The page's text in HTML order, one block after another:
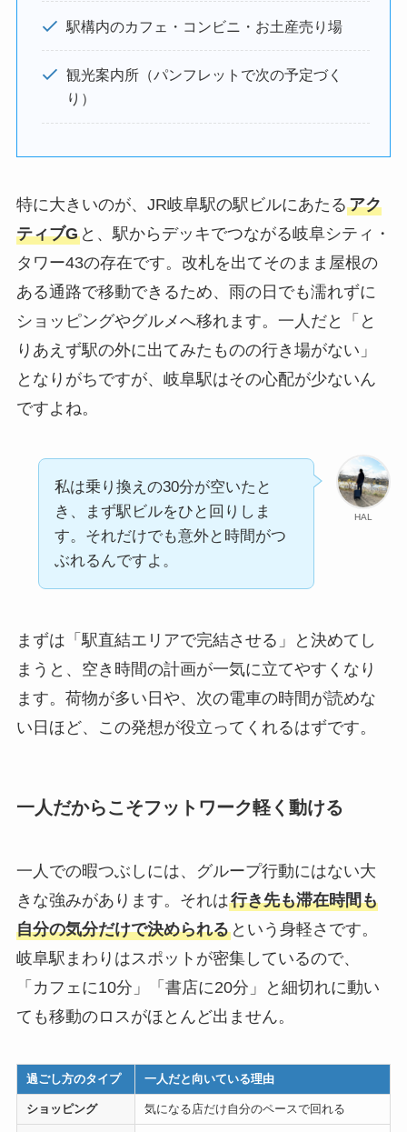
駅構内のカフェ・コンビニ・お土産売り場
観光案内所（パンフレットで次の予定づく
り）
特に大きいのが、JR岐阜駅の駅ビルにあたるアク
ティブGと、駅からデッキでつながる岐阜シティ・
タワー43の存在です。改札を出てそのまま屋根の
ある通路で移動できるため、雨の日でも濡れずに
ショッピングやグルメへ移れます。一人だと「と
りあえず駅の外に出てみたものの行き場がない」
となりがちですが、岐阜駅はその心配が少ないん
ですよね。
HAL
私は乗り換えの30分が空いたと
き、まず駅ビルをひと回りしま
す。それだけでも意外と時間がつ
ぶれるんですよ。
まずは「駅直結エリアで完結させる」と決めてし
まうと、空き時間の計画が一気に立てやすくなり
ます。荷物が多い日や、次の電車の時間が読めな
い日ほど、この発想が役立ってくれるはずです。
一人だからこそフットワーク軽く動ける
一人での暇つぶしには、グループ行動にはない大
きな強みがあります。それは行き先も滞在時間も
自分の気分だけで決められるという身軽さです。
岐阜駅まわりはスポットが密集しているので、
「カフェに10分」「書店に20分」と細切れに動い
ても移動のロスがほとんど出ません。
過ごし方のタイプ 一人だと向いている理由
ショッピング 気になる店だけ自分のペースで回れる